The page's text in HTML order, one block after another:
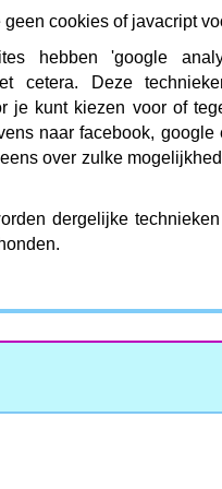
cookies of javacript
hebben 'google
cetera. Deze
je kunt kiezen voor of
naar facebook, google
over zulke
dergelijke